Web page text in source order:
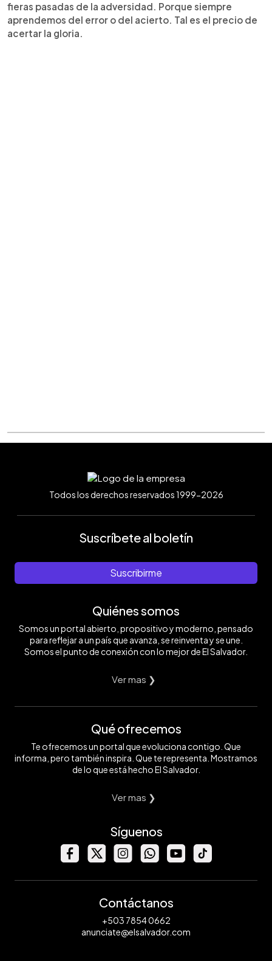
fieras pasadas de la adversidad. Porque siempre
aprendemos del error o del acierto. Tal es el precio de
acertar la gloria.
Todos los derechos reservados 1999-2026
Suscríbete al boletín
Suscribirme
Quiénes somos
Somos un portal abierto, propositivo y moderno, pensado
para reflejar a un país que avanza, se reinventa y se une.
Somos el punto de conexión con lo mejor de El Salvador.
Ver mas ❯
Qué ofrecemos
Te ofrecemos un portal que evoluciona contigo. Que
informa, pero también inspira. Que te representa. Mostramos
de lo que está hecho El Salvador.
Ver mas ❯
Síguenos
Contáctanos
+503 7854 0662
anunciate@elsalvador.com